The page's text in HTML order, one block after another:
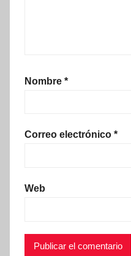
Nombre *
Correo electrónico *
Web